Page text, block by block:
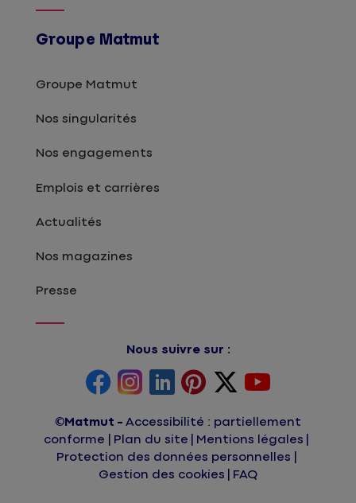
Groupe Matmut
Groupe Matmut
Nos singularités
Nos engagements
Emplois et carrières
Actualités
Nos magazines
Presse
Nous suivre sur :
©Matmut
Accessibilité : partiellement
conforme
Plan du site
Mentions légales
Protection des données personnelles
Gestion des cookies
FAQ